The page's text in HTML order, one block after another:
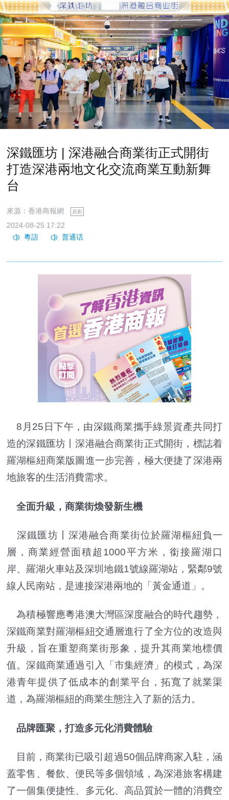
深鐵匯坊 | 深港融合商業街正式開街
打造深港兩地文化交流商業互動新舞
台
來源：香港商報網 原創
2024-08-25 17:22
8月25日下午，由深鐵商業攜手綠景資產共同打
造的深鐵匯坊丨深港融合商業街正式開街，標誌着
羅湖樞紐商業版圖進一步完善，極大便捷了深港兩
地旅客的生活消費需求。
全面升級，商業街煥發新生機
深鐵匯坊丨深港融合商業街位於羅湖樞紐負一
層，商業經營面積超1000平方米，銜接羅湖口
岸、羅湖火車站及深圳地鐵1號線羅湖站，緊鄰9號
線人民南站，是連接深港兩地的「黃金通道」。
為積極響應粵港澳大灣區深度融合的時代趨勢，
深鐵商業對羅湖樞紐交通層進行了全方位的改造與
升級，旨在重塑商業街形象，提升其商業地標價
值。深鐵商業通過引入「市集經濟」的模式，為深
港青年提供了低成本的創業平台，拓寬了就業渠
道，為羅湖樞紐的商業生態注入了新的活力。
品牌匯聚，打造多元化消費體驗
目前，商業街已吸引超過50個品牌商家入駐，涵
蓋零售、餐飲、便民等多個領域，為深港旅客構建
了一個集便捷性、多元化、高品質於一體的消費空